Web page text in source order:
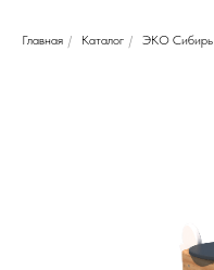
Главная / Каталог / ЭКО Сибирь